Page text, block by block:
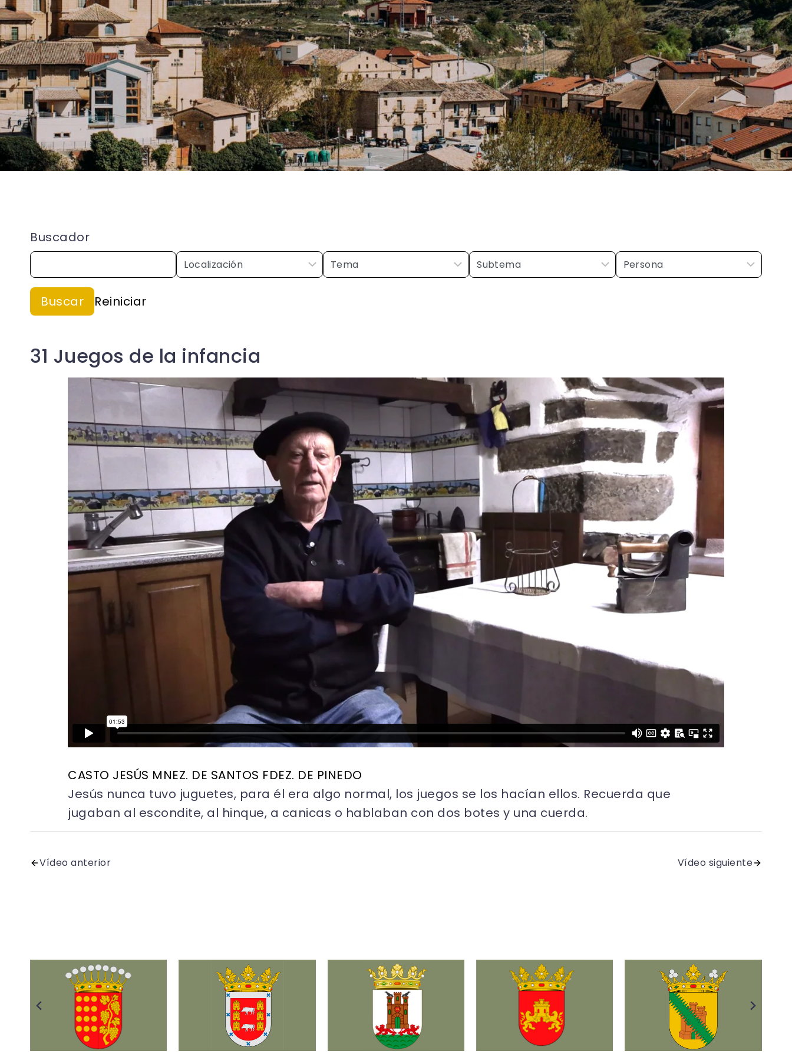
Buscador
31 Juegos de la infancia
CASTO JESÚS MNEZ. DE SANTOS FDEZ. DE PINEDO
Jesús nunca tuvo juguetes, para él era algo normal, los juegos se los hacían ellos. Recuerda que
jugaban al escondite, al hinque, a canicas o hablaban con dos botes y una cuerda.
Vídeo anterior Vídeo siguiente